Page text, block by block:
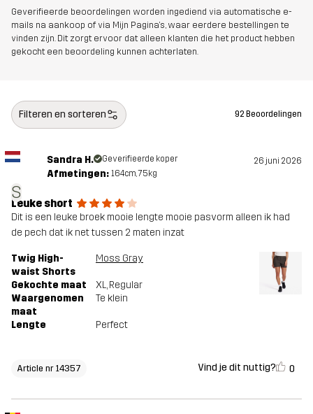
Geverifieerde beoordelingen worden ingediend via automatische e-
mails na aankoop of via Mijn Pagina's, waar eerdere bestellingen te
vinden zijn. Dit zorgt ervoor dat alleen klanten die het product hebben
gekocht een beoordeling kunnen achterlaten.
Filteren en sorteren 92 Beoordelingen
S
Sandra H. Geverifieerde koper 26 juni 2026
Afmetingen: 164cm, 75kg
Leuke short
Dit is een leuke broek mooie lengte mooie pasvorm alleen ik had
de pech dat ik net tussen 2 maten inzat
Twig High-
waist Shorts
Moss Gray
Gekochte maat XL, Regular
Waargenomen
maat
Te klein
Lengte Perfect
Article nr 14357 Vind je dit nuttig? 0